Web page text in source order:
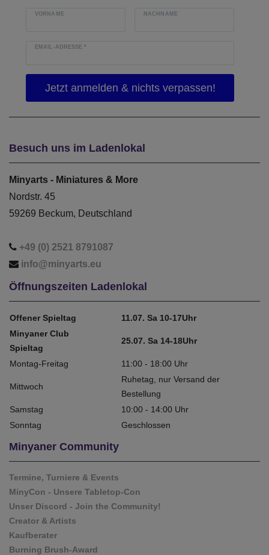
VORNAME NACHNAME
EMAIL-ADRESSE*
Besuch uns im Ladenlokal
Minyarts - Miniatures & More
Nordstr. 45
59269 Beckum, Deutschland
+49 (0) 2521 8791087
info@minyarts.eu
Öffnungszeiten Ladenlokal
Offener Spieltag
11.07. Sa 10-17Uhr
Minyaner Club
Spieltag
25.07. Sa 14-18Uhr
Montag-Freitag 11:00 - 18:00 Uhr
Mittwoch
Ruhetag, nur Versand der
Bestellung
Samstag
10:00 - 14:00 Uhr
Sonntag
Geschlossen
Minyaner Community
Termine, Turniere & Events
MinyCon - Unsere Tabletop-Con
Unser Discord - Join the Community!
Creator & Artists
Kaufberater
Burning Brush-Award